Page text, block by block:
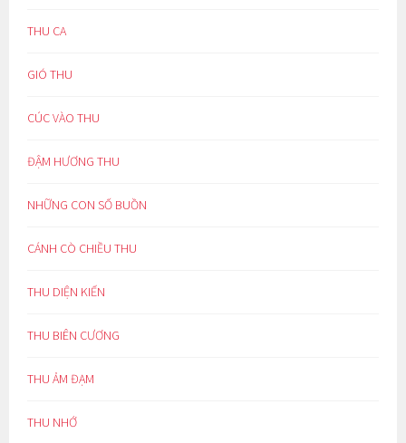
THU CA
GIÓ THU
CÚC VÀO THU
ĐẬM HƯƠNG THU
NHỮNG CON SỐ BUỒN
CÁNH CÒ CHIỀU THU
THU DIỆN KIẾN
THU BIÊN CƯƠNG
THU ẢM ĐẠM
THU NHỚ